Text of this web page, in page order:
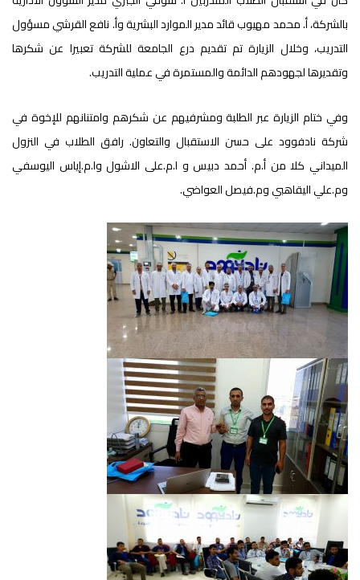
بالشركة، أ. محمد مهيوب قائد مدير الموارد البشرية وأ. نافع القرشي مسؤول
التدريب، وخلال الزيارة تم تقديم درع الجامعة للشركة تعبيرا عن شكرها
وتقديرها لجهودهم الدائمة والمستمرة في عملية التدريب.
وفي ختام الزيارة عبر الطلبة ومشرفيهم عن شكرهم وامتنانهم للإخوة في
شركة نادفوود على حسن الاستقبال والتعاون. رافق الطلاب في النزول
الميداني كلا من أ.م. أحمد دبيس و ا.م.على الاشول وا.م.إياس اليوسفي
وم.علي اليقاهبي وم.فيصل العواضي.